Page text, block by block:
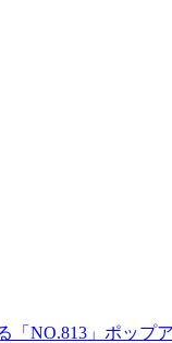
「NO.813」ポッ